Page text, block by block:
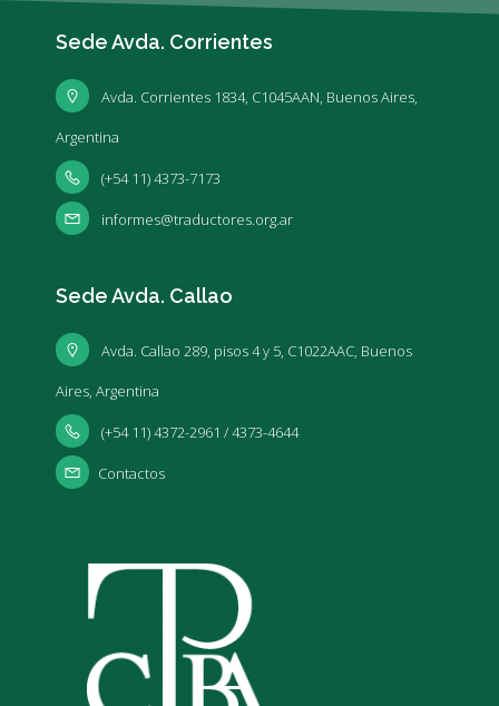
Sede Avda. Corrientes
Avda. Corrientes 1834, C1045AAN, Buenos Aires,
Argentina
(+54 11) 4373-7173
informes@traductores.org.ar
Sede Avda. Callao
Avda. Callao 289, pisos 4 y 5, C1022AAC, Buenos
Aires, Argentina
(+54 11) 4372-2961 / 4373-4644
Contactos